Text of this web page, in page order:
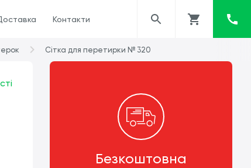
Контакти
Сітка для перетирки № 320
Безкоштовна